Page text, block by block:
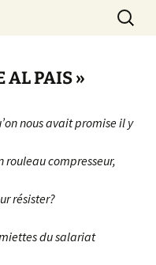
AL PAIS »
nous avait promise il y
rouleau compresseur,
résister?
du salariat